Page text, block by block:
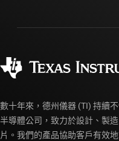
myTI 帳戶常見問題解答
訂購 FAQ
數十年來，德州儀器 (TI) 持續
半導體公司，致力於設計、製
片。我們的產品協助客戶有效